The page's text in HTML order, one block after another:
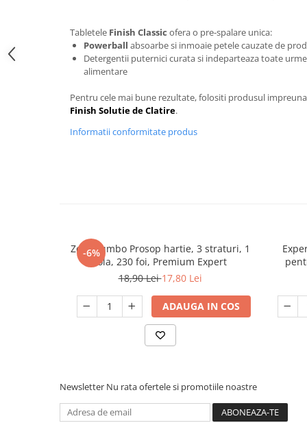
Detergent rufe pudră
Balsam de rufe
Înălbitor și îndepărtare pete
Soluții anticalcar, igienizante și
întreținere țesături
Tabletele Finish Classic ofera o pre-spalare unica:
Powerball absoarbe si inmoaie petele cauzate de
Detergentii puternici curata si indeparteaza toate
alimentare
Pentru cele mai bune rezultate, folositi produsul
Finish Solutie de Clatire.
Informatii conformitate produs
-6%
Zewa Jumbo Prosop hartie, 3 straturi, 1
rola, 230 foi, Premium Expert
18,90 Lei17,80 Lei
ADAUGA IN COS
Newsletter Nu rata ofertele si promotiile noastre